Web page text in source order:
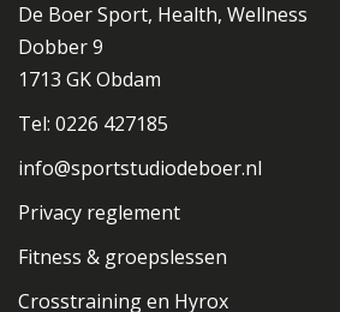
De Boer Sport, Health, Wellness
Dobber 9
1713 GK Obdam
Tel: 0226 427185
info@sportstudiodeboer.nl
Privacy reglement
Fitness & groepslessen
Crosstraining en Hyrox